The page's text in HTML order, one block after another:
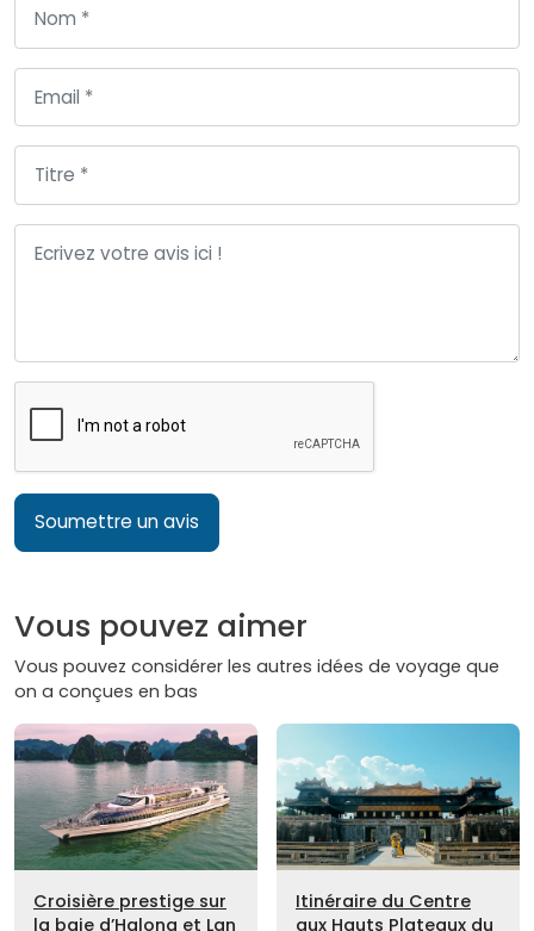
Soumettre un avis
Vous pouvez aimer
Vous pouvez considérer les autres idées de voyage que
on a conçues en bas
Croisière prestige sur
la baie d’Halong et Lan
Itinéraire du Centre
aux Hauts Plateaux du